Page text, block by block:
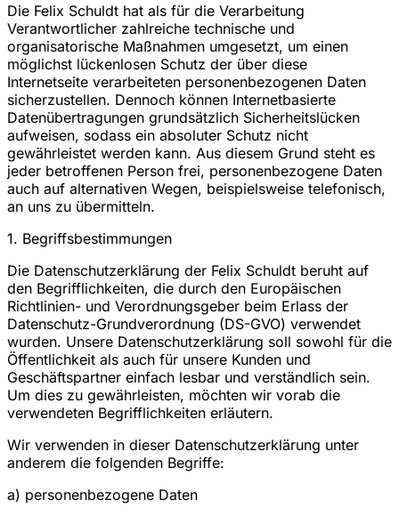
Die Felix Schuldt hat als für die Verarbeitung
Verantwortlicher zahlreiche technische und
organisatorische Maßnahmen umgesetzt, um einen
möglichst lückenlosen Schutz der über diese
Internetseite verarbeiteten personenbezogenen Daten
sicherzustellen. Dennoch können Internetbasierte
Datenübertragungen grundsätzlich Sicherheitslücken
aufweisen, sodass ein absoluter Schutz nicht
gewährleistet werden kann. Aus diesem Grund steht es
jeder betroffenen Person frei, personenbezogene Daten
auch auf alternativen Wegen, beispielsweise telefonisch,
an uns zu übermitteln.
1. Begriffsbestimmungen
Die Datenschutzerklärung der Felix Schuldt beruht auf
den Begrifflichkeiten, die durch den Europäischen
Richtlinien- und Verordnungsgeber beim Erlass der
Datenschutz-Grundverordnung (DS-GVO) verwendet
wurden. Unsere Datenschutzerklärung soll sowohl für die
Öffentlichkeit als auch für unsere Kunden und
Geschäftspartner einfach lesbar und verständlich sein.
Um dies zu gewährleisten, möchten wir vorab die
verwendeten Begrifflichkeiten erläutern.
Wir verwenden in dieser Datenschutzerklärung unter
anderem die folgenden Begriffe:
a) personenbezogene Daten